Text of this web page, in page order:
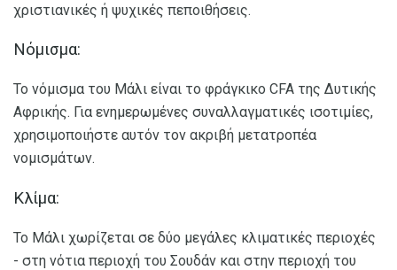
χριστιανικές ή ψυχικές πεποιθήσεις.
Νόμισμα:
Το νόμισμα του Μάλι είναι το φράγκικο CFA της Δυτικής
Αφρικής. Για ενημερωμένες συναλλαγματικές ισοτιμίες,
χρησιμοποιήστε αυτόν τον ακριβή μετατροπέα
νομισμάτων.
Κλίμα:
Το Μάλι χωρίζεται σε δύο μεγάλες κλιματικές περιοχές
- στη νότια περιοχή του Σουδάν και στην περιοχή του